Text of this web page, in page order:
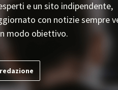
e un sito indipendente,
con notizie sempre
modo obiettivo.